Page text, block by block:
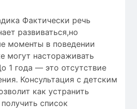
Фактически речь
развиваться,но
моменты в поведении
могут настораживать
1 года — это отсутствие
Консультация с детским
как устранить
список